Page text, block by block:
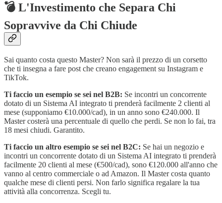
💣 L'Investimento che Separa Chi
Sopravvive da Chi Chiude
Sai quanto costa questo Master? Non sarà il prezzo di un corsetto
che ti insegna a fare post che creano engagement su Instagram e
TikTok.
Ti faccio un esempio se sei nel B2B: Se incontri un concorrente
dotato di un Sistema AI integrato ti prenderà facilmente 2 clienti al
mese (supponiamo €10.000/cad), in un anno sono €240.000. Il
Master costerà una percentuale di quello che perdi. Se non lo fai, tra
18 mesi chiudi. Garantito.
Ti faccio un altro esempio se sei nel B2C: Se hai un negozio e
incontri un concorrente dotato di un Sistema AI integrato ti prenderà
facilmente 20 clienti al mese (€500/cad), sono €120.000 all'anno che
vanno al centro commerciale o ad Amazon. Il Master costa quanto
qualche mese di clienti persi. Non farlo significa regalare la tua
attività alla concorrenza. Scegli tu.